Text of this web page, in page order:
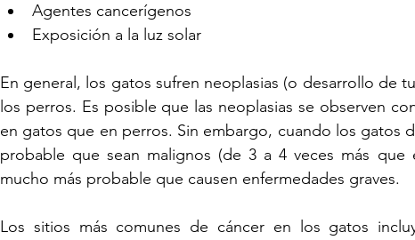
Agentes cancerígenos
Exposición a la luz solar
En general, los gatos sufren neoplasias (o desarrollo de
los perros. Es posible que las neoplasias se observen
en gatos que en perros. Sin embargo, cuando los gatos
probable que sean malignos (de 3 a 4 veces más
mucho más probable que causen enfermedades graves.
Los sitios más comunes de cáncer en los gatos